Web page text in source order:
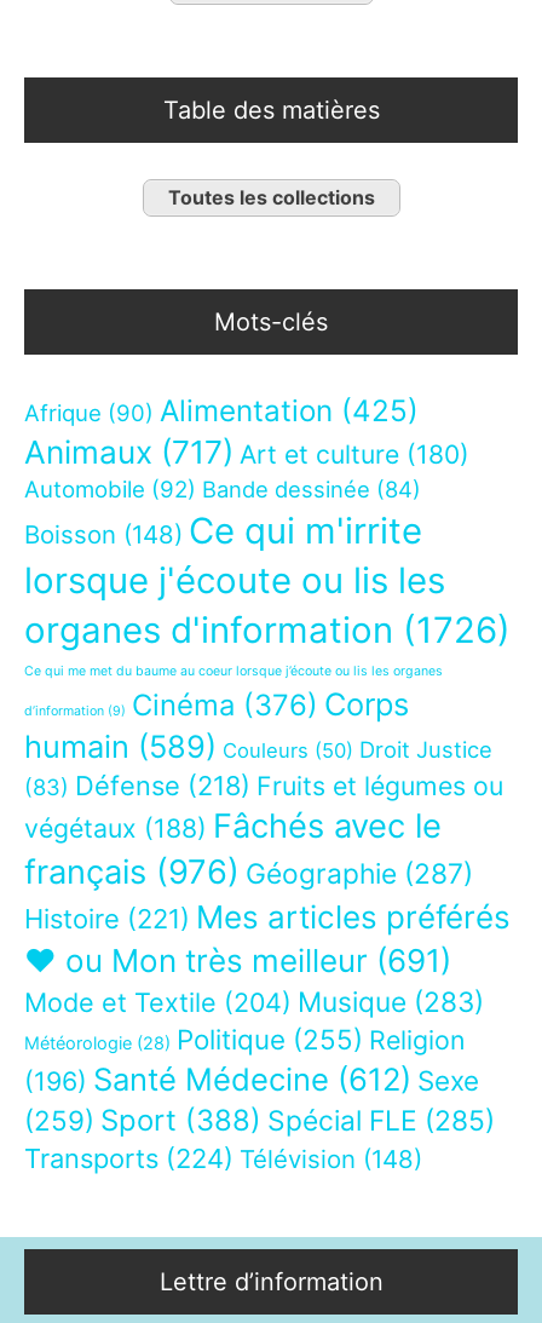
Table des matières
Toutes les collections
Mots-clés
Afrique (90) Alimentation (425)
Animaux (717) Art et culture (180)
Automobile (92) Bande dessinée (84)
Boisson (148) Ce qui m'irrite
lorsque j'écoute ou lis les
organes d'information (1726)
Ce qui me met du baume au coeur lorsque j’écoute ou lis les organes
d’information (9) Cinéma (376) Corps
humain (589) Couleurs (50) Droit Justice
(83) Défense (218) Fruits et légumes ou
végétaux (188) Fâchés avec le
français (976) Géographie (287)
Histoire (221) Mes articles préférés
❤ ou Mon très meilleur (691)
Mode et Textile (204) Musique (283)
Météorologie (28) Politique (255) Religion
(196) Santé Médecine (612) Sexe
(259) Sport (388) Spécial FLE (285)
Transports (224) Télévision (148)
Lettre d’information